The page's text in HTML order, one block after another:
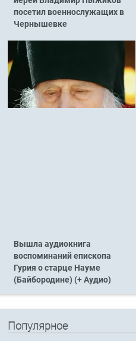
посетил военнослужащих в
Чернышевке
Вышла аудиокнига
воспоминаний епископа
Гурия о старце Науме
(Байбородине) (+ Аудио)
Популярное